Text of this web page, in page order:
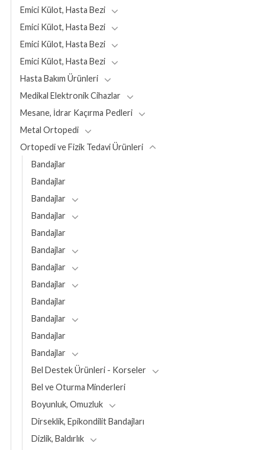
Emici Külot, Hasta Bezi
Emici Külot, Hasta Bezi
Emici Külot, Hasta Bezi
Emici Külot, Hasta Bezi
Hasta Bakım Ürünleri
Medikal Elektronik Cihazlar
Mesane, İdrar Kaçırma Pedleri
Metal Ortopedi
Ortopedi ve Fizik Tedavi Ürünleri
Bandajlar
Bandajlar
Bandajlar
Bandajlar
Bandajlar
Bandajlar
Bandajlar
Bandajlar
Bandajlar
Bandajlar
Bandajlar
Bandajlar
Bel Destek Ürünleri - Korseler
Bel ve Oturma Minderleri
Boyunluk, Omuzluk
Dirseklik, Epikondilit Bandajları
Dizlik, Baldırlık